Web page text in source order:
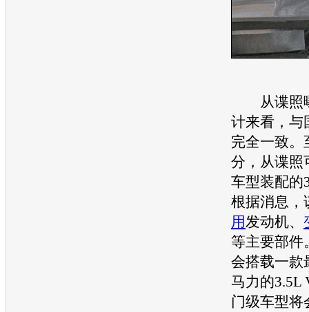
从谍照
计来看，与
完全一致。
分，从谍照
车型装配的
根据消息，
用发动机、
等主要部件
会搭载一款
马力的3.5L
门级车型将